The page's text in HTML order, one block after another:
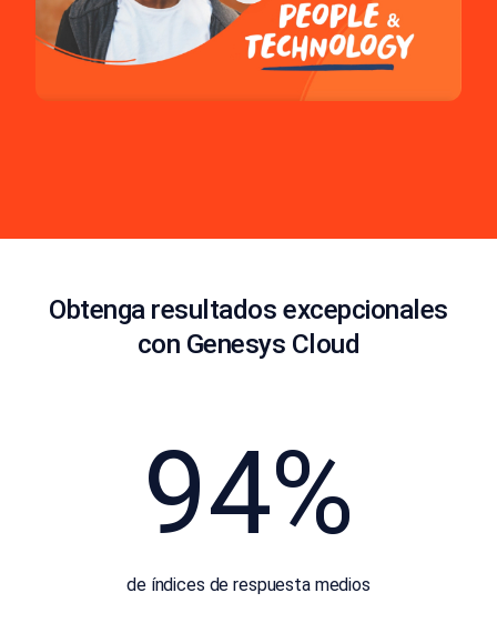
Obtenga resultados excepcionales
con Genesys Cloud
94%
de índices de respuesta medios